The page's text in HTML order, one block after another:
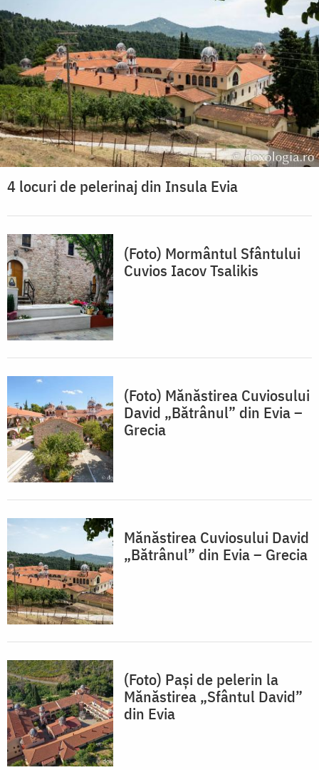
4 locuri de pelerinaj din Insula Evia
(Foto) Mormântul Sfântului
Cuvios Iacov Tsalikis
(Foto) Mănăstirea Cuviosului
David „Bătrânul” din Evia –
Grecia
Mănăstirea Cuviosului David
„Bătrânul” din Evia – Grecia
(Foto) Pași de pelerin la
Mănăstirea „Sfântul David”
din Evia